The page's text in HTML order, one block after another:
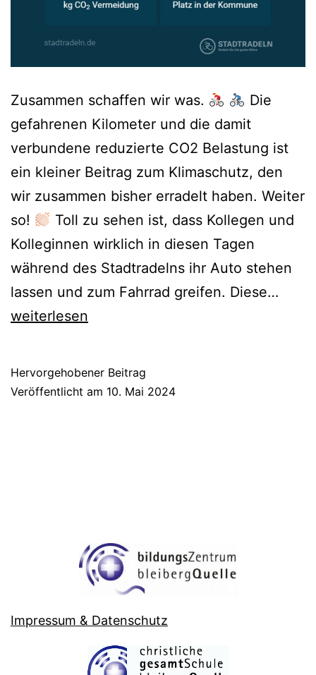
Zusammen schaffen wir was.
Die
gefahrenen Kilometer und die damit
verbundene reduzierte CO2 Belastung ist
ein kleiner Beitrag zum Klimaschutz, den
wir zusammen bisher erradelt haben. Weiter
so!
Toll zu sehen ist, dass Kollegen und
Kolleginnen wirklich in diesen Tagen
während des Stadtradelns ihr Auto stehen
lassen und zum Fahrrad greifen. Diese…
weiterlesen
Hervorgehobener Beitrag
Veröffentlicht am 10. Mai 2024
Impressum & Datenschutz